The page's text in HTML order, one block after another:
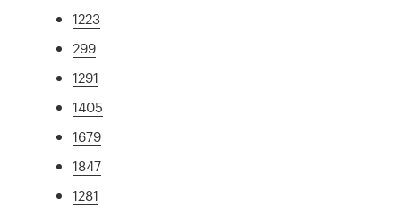
1223
299
1291
1405
1679
1847
1281